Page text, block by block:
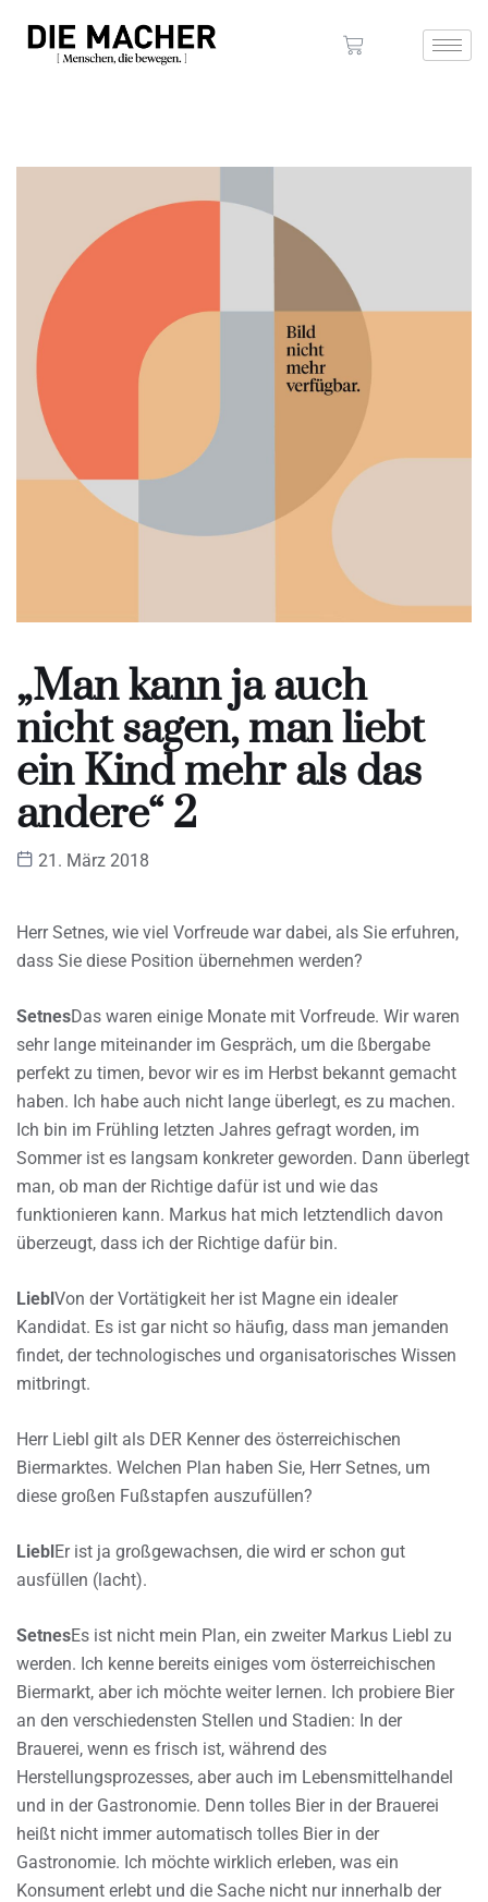
„Man kann ja auch
nicht sagen, man liebt
ein Kind mehr als das
andere“ 2
21. März 2018
Herr Setnes, wie viel Vorfreude war dabei, als Sie erfuhren,
dass Sie diese Position übernehmen werden?
SetnesDas waren einige Monate mit Vorfreude. Wir waren
sehr lange miteinander im Gespräch, um die ßbergabe
perfekt zu timen, bevor wir es im Herbst bekannt gemacht
haben. Ich habe auch nicht lange überlegt, es zu machen.
Ich bin im Frühling letzten Jahres gefragt worden, im
Sommer ist es langsam konkreter geworden. Dann überlegt
man, ob man der Richtige dafür ist und wie das
funktionieren kann. Markus hat mich letztendlich davon
überzeugt, dass ich der Richtige dafür bin.
LieblVon der Vortätigkeit her ist Magne ein idealer
Kandidat. Es ist gar nicht so häufig, dass man jemanden
findet, der technologisches und organisatorisches Wissen
mitbringt.
Herr Liebl gilt als DER Kenner des österreichischen
Biermarktes. Welchen Plan haben Sie, Herr Setnes, um
diese großen Fußstapfen auszufüllen?
LieblEr ist ja großgewachsen, die wird er schon gut
ausfüllen (lacht).
SetnesEs ist nicht mein Plan, ein zweiter Markus Liebl zu
werden. Ich kenne bereits einiges vom österreichischen
Biermarkt, aber ich möchte weiter lernen. Ich probiere Bier
an den verschiedensten Stellen und Stadien: In der
Brauerei, wenn es frisch ist, während des
Herstellungsprozesses, aber auch im Lebensmittelhandel
und in der Gastronomie. Denn tolles Bier in der Brauerei
heißt nicht immer automatisch tolles Bier in der
Gastronomie. Ich möchte wirklich erleben, was ein
Konsument erlebt und die Sache nicht nur innerhalb der